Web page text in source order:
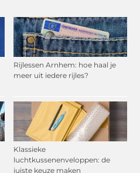
Rijlessen Arnhem: hoe haal je
meer uit iedere rijles?
Klassieke
luchtkussenenveloppen: de
juiste keuze maken